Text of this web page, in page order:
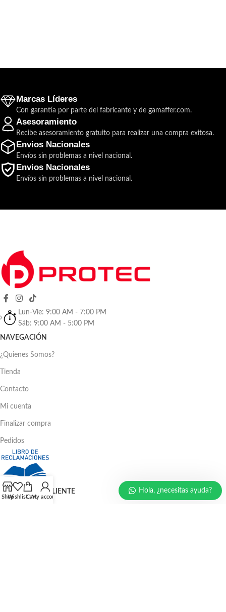
Marcas Líderes
Con garantía por parte del fabricante y de gamaffer.com.
Asesoramiento
Recibe asesoramiento gratuito para realizar una compra exitosa.
Envios Nacionales
Envíos sin problemas a nivel nacional.
Envios Nacionales
Envíos sin problemas a nivel nacional.
Lun-Vie: 9:00 AM - 7:00 PM
Sáb: 9:00 AM - 5:00 PM
NAVEGACIÓN
¿Quienes Somos?
Tienda
Contacto
Mi cuenta
Finalizar compra
Pedidos
ATENCIÓN AL CLIENTE
ShopWishlistCartMy account
Hola, ¿necesitas ayuda?